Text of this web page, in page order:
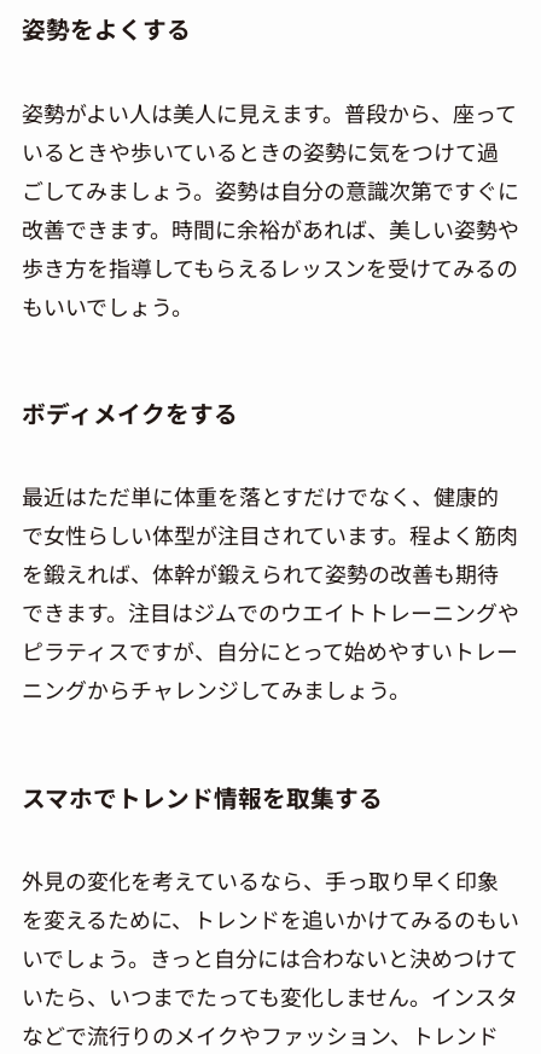
姿勢をよくする
姿勢がよい人は美人に見えます。普段から、座って
いるときや歩いているときの姿勢に気をつけて過
ごしてみましょう。姿勢は自分の意識次第ですぐに
改善できます。時間に余裕があれば、美しい姿勢や
歩き方を指導してもらえるレッスンを受けてみるの
もいいでしょう。
ボディメイクをする
最近はただ単に体重を落とすだけでなく、健康的
で女性らしい体型が注目されています。程よく筋肉
を鍛えれば、体幹が鍛えられて姿勢の改善も期待
できます。注目はジムでのウエイトトレーニングや
ピラティスですが、自分にとって始めやすいトレー
ニングからチャレンジしてみましょう。
スマホでトレンド情報を取集する
外見の変化を考えているなら、手っ取り早く印象
を変えるために、トレンドを追いかけてみるのもい
いでしょう。きっと自分には合わないと決めつけて
いたら、いつまでたっても変化しません。インスタ
などで流行りのメイクやファッション、トレンド